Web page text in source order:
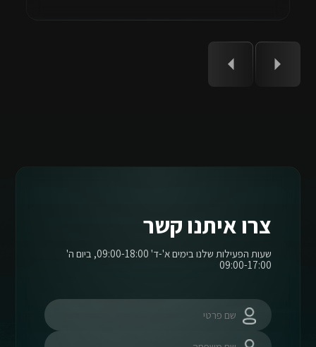
צרו איתנו קשר
שעות הפעילות שלנו בימים א'-ד' 09:00-18:00, ביום ה'
09:00-17:00